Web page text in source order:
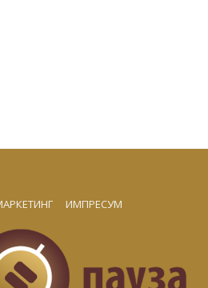
ИМПРЕСУМ